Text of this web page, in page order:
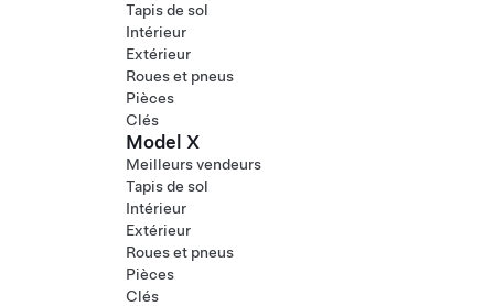
Tapis de sol
Intérieur
Extérieur
Roues et pneus
Pièces
Clés
Model X
Meilleurs vendeurs
Tapis de sol
Intérieur
Extérieur
Roues et pneus
Pièces
Clés